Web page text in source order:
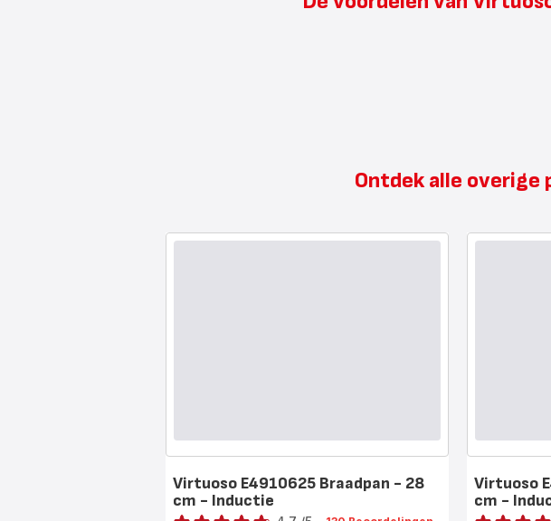
Ontdek alle
Virtuoso E4910625 Braadpan - 28
cm - Inductie
Beoordeling
Virtuoso
cm -
Beoordeling